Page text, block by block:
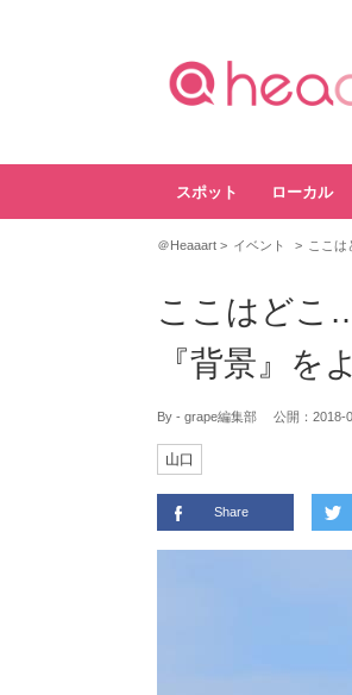
スポット ローカル
＠Heaaart イベント ここ
ここはどこ
『背景』を
By - grape編集部 公開： 2018-
山口
Share